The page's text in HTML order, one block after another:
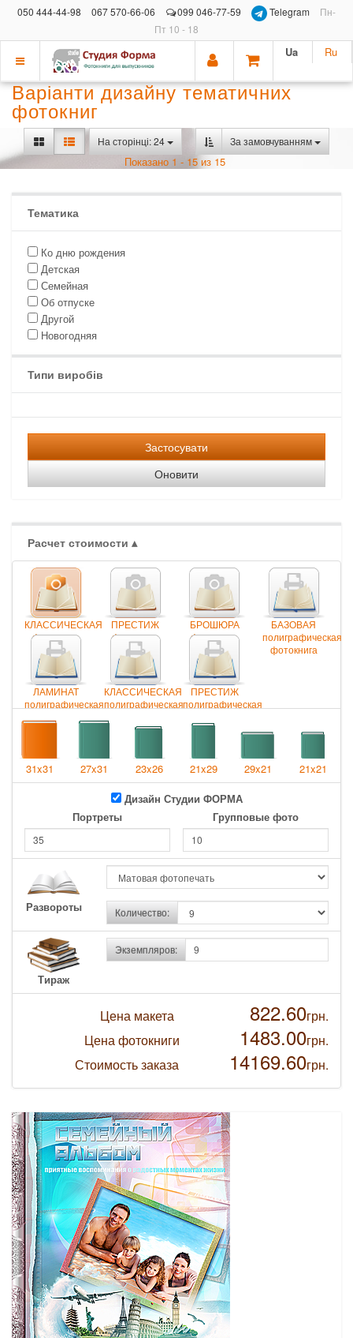
050 444-44-98 067 570-66-06 099 046-77-59 Telegram
Пн-
Пт 10 - 18
Показать
меню
Ua Ru
Варіанти дизайну тематичних
фотокниг
За замовчуванням
На сторінці: 24
Показано 1 - 15 из 15
Тематика
Ко дню рождения
Детская
Семейная
Об отпуске
Другой
Новогодняя
Типи виробів
Застосувати
Оновити
Расчет стоимости ▴
КЛАССИЧЕСКАЯ
фотокнига
ПРЕСТИЖ
фотокнига
БРОШЮРА
фотокнига
БАЗОВАЯ
полиграфическая
фотокнига
ЛАМИНАТ
полиграфическая
КЛАССИЧЕСКАЯ
полиграфическая
ПРЕСТИЖ
полиграфическая
31x31 27x31 23x26 21x29 29x21
21x21
Дизайн Студии ФОРМА
Портреты
Групповые фото
Развороты Количество:
Тираж
Экземпляров:
Цена макета 822.60грн.
Цена фотокниги
1483.00грн.
Стоимость заказа
14169.60грн.